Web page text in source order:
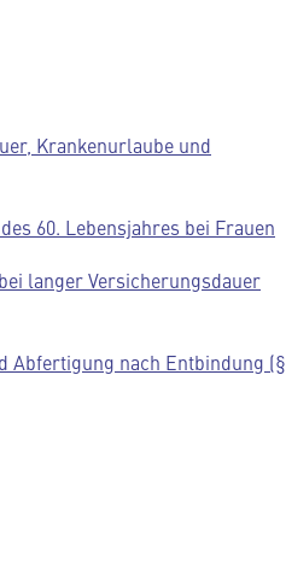
Krankenurlaube und
60. Lebensjahres bei Frauen
langer Versicherungsdauer
Abfertigung nach Entbindung (§